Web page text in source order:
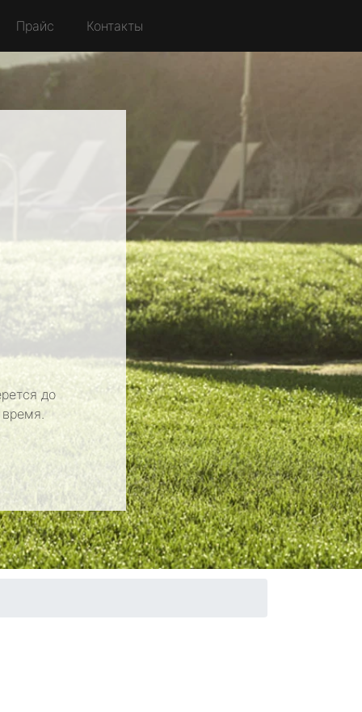
Прайс Контакты
до